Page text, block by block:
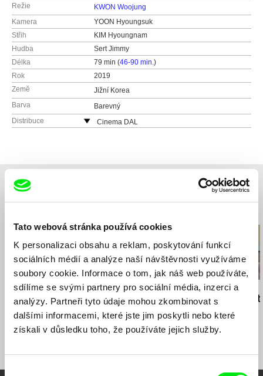
Tato webová stránka používá cookies
K personalizaci obsahu a reklam, poskytování funkcí
sociálních médií a analýze naší návštěvnosti využíváme
soubory cookie. Informace o tom, jak náš web používáte,
sdílíme se svými partnery pro sociální média, inzerci a
analýzy. Partneři tyto údaje mohou zkombinovat s
dalšími informacemi, které jste jim poskytli nebo které
získali v důsledku toho, že používáte jejich služby.
Výběr
Režie
KWON Woojung
Kamera
YOON Hyoungsuk
Střih
KIM Hyoungnam
Hudba
Sert Jimmy
Délka
79 min (46-90 min.)
Rok
2019
Země
Jižní Korea
Barva
Barevný
Distribuce
Cinema DAL
web:http://cinemadal.tistory.com/
Joële Walinga
Bůh tě srovná
Arami Ullón
Chmurné časy
Michal Böhm
Osm